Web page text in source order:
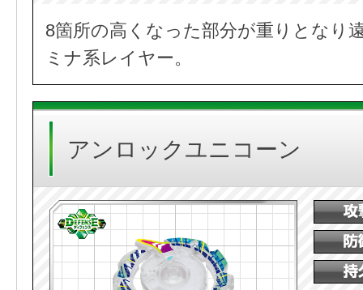
8箇所の高くなった部分が重りとなり
ミナ系レイヤー。
アンロックユニコーン